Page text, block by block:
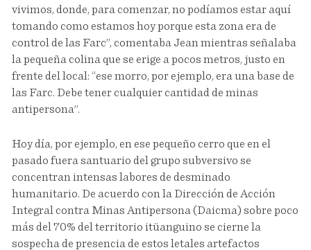
vivimos, donde, para comenzar, no podíamos estar aquí
tomando como estamos hoy porque esta zona era de
control de las Farc”, comentaba Jean mientras señalaba
la pequeña colina que se erige a pocos metros, justo en
frente del local: “ese morro, por ejemplo, era una base de
las Farc. Debe tener cualquier cantidad de minas
antipersona”.
Hoy día, por ejemplo, en ese pequeño cerro que en el
pasado fuera santuario del grupo subversivo se
concentran intensas labores de desminado
humanitario. De acuerdo con la Dirección de Acción
Integral contra Minas Antipersona (Daicma) sobre poco
más del 70% del territorio itüanguino se cierne la
sospecha de presencia de estos letales artefactos